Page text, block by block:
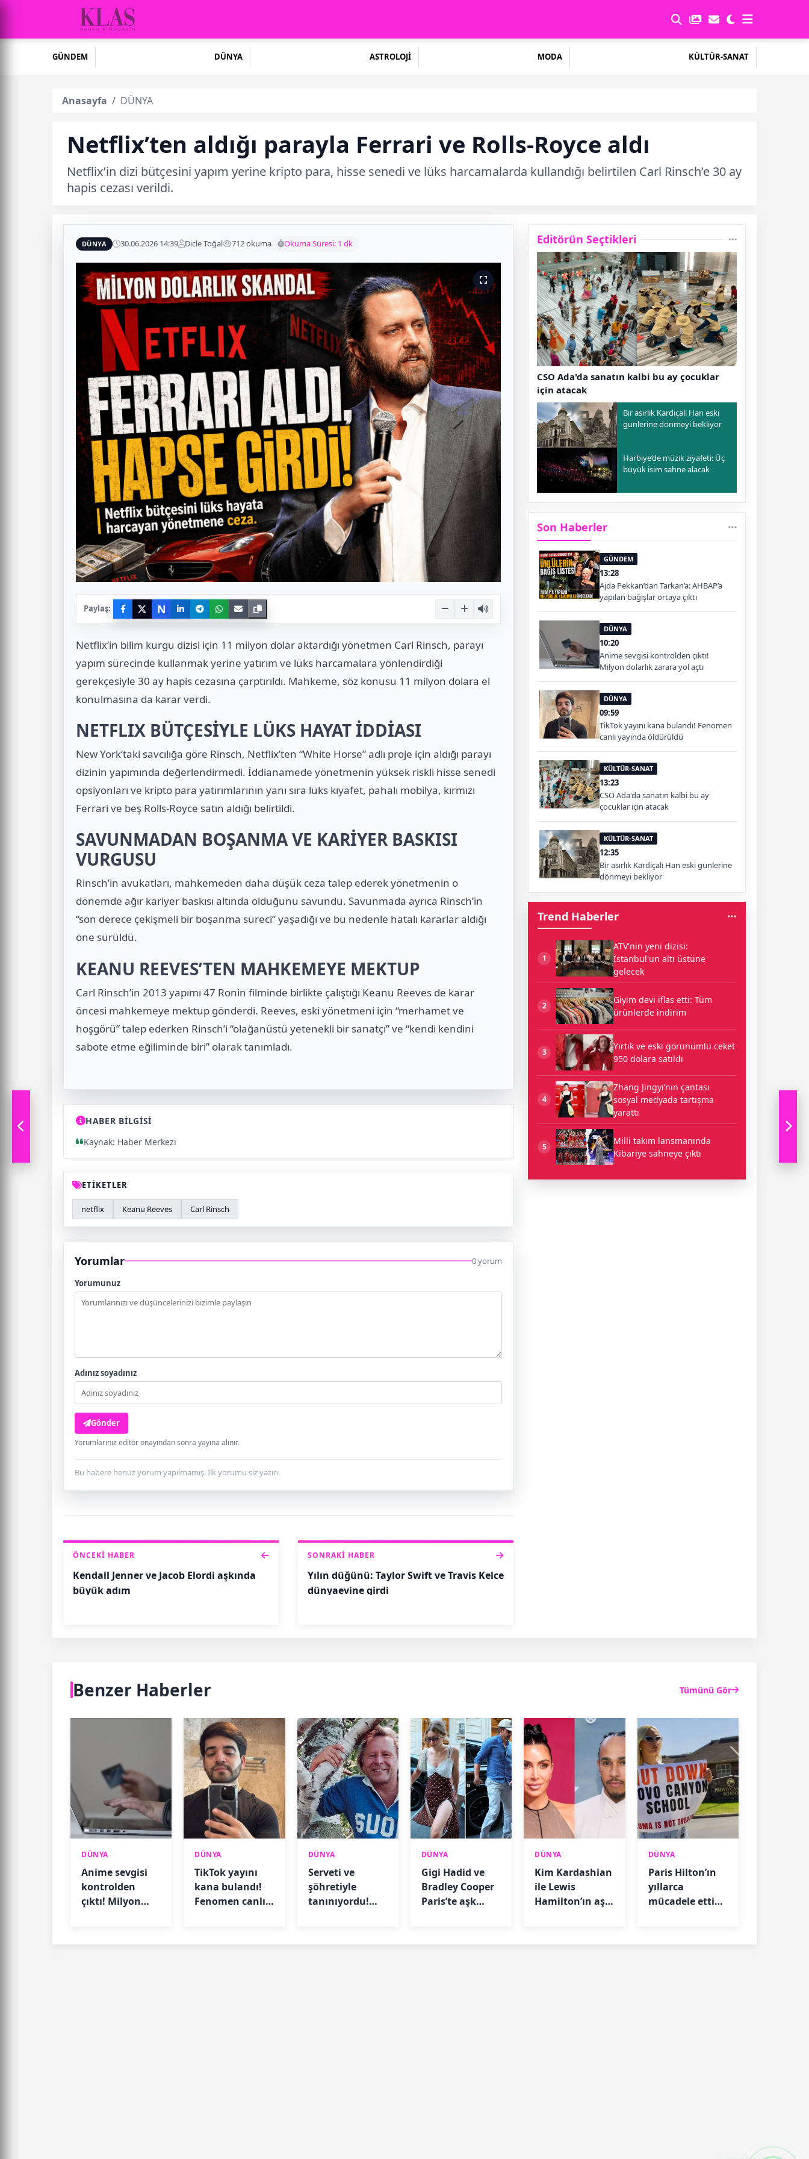
GÜNDEM DÜNYA ASTROLOJİ MODA KÜLTÜR-SANAT
Anasayfa DÜNYA
Netflix’ten aldığı parayla Ferrari ve Rolls-Royce aldı
Netflix’in dizi bütçesini yapım yerine kripto para, hisse senedi ve lüks harcamalarda kullandığı belirtilen Carl Rinsch’e 30 ay
hapis cezası verildi.
DÜNYA 30.06.2026 14:39 Dicle Toğal 712 okuma Okuma Süresi: 1 dk
Paylaş: N
Netflix’in bilim kurgu dizisi için 11 milyon dolar aktardığı yönetmen Carl Rinsch, parayı
yapım sürecinde kullanmak yerine yatırım ve lüks harcamalara yönlendirdiği
gerekçesiyle 30 ay hapis cezasına çarptırıldı. Mahkeme, söz konusu 11 milyon dolara el
konulmasına da karar verdi.
NETFLIX BÜTÇESİYLE LÜKS HAYAT İDDİASI
New York’taki savcılığa göre Rinsch, Netflix’ten “White Horse” adlı proje için aldığı parayı
dizinin yapımında değerlendirmedi. İddianamede yönetmenin yüksek riskli hisse senedi
opsiyonları ve kripto para yatırımlarının yanı sıra lüks kıyafet, pahalı mobilya, kırmızı
Ferrari ve beş Rolls-Royce satın aldığı belirtildi.
SAVUNMADAN BOŞANMA VE KARİYER BASKISI
VURGUSU
Rinsch’in avukatları, mahkemeden daha düşük ceza talep ederek yönetmenin o
dönemde ağır kariyer baskısı altında olduğunu savundu. Savunmada ayrıca Rinsch’in
“son derece çekişmeli bir boşanma süreci” yaşadığı ve bu nedenle hatalı kararlar aldığı
öne sürüldü.
KEANU REEVES’TEN MAHKEMEYE MEKTUP
Carl Rinsch’in 2013 yapımı 47 Ronin filminde birlikte çalıştığı Keanu Reeves de karar
öncesi mahkemeye mektup gönderdi. Reeves, eski yönetmeni için “merhamet ve
hoşgörü” talep ederken Rinsch’i “olağanüstü yetenekli bir sanatçı” ve “kendi kendini
sabote etme eğiliminde biri” olarak tanımladı.
HABER BİLGİSİ
Kaynak: Haber Merkezi
ETİKETLER
netflix Keanu Reeves Carl Rinsch
Yorumlar 0 yorum
Yorumunuz
Adınız soyadınız
Gönder
Yorumlarınız editör onayından sonra yayına alınır.
Bu habere henüz yorum yapılmamış. İlk yorumu siz yazın.
ÖNCEKI HABER
Kendall Jenner ve Jacob Elordi aşkında
büyük adım
SONRAKI HABER
Yılın düğünü: Taylor Swift ve Travis Kelce
dünyaevine girdi
Editörün Seçtikleri
CSO Ada'da sanatın kalbi bu ay çocuklar
için atacak
Bir asırlık Kardiçalı Han eski
günlerine dönmeyi bekliyor
Harbiye’de müzik ziyafeti: Üç
büyük isim sahne alacak
Son Haberler
GÜNDEM
13:28
Ajda Pekkan’dan Tarkan’a: AHBAP’a
yapılan bağışlar ortaya çıktı
DÜNYA
10:20
Anime sevgisi kontrolden çıktı!
Milyon dolarlık zarara yol açtı
DÜNYA
09:59
TikTok yayını kana bulandı! Fenomen
canlı yayında öldürüldü
KÜLTÜR-SANAT
13:23
CSO Ada'da sanatın kalbi bu ay
çocuklar için atacak
KÜLTÜR-SANAT
12:35
Bir asırlık Kardiçalı Han eski günlerine
dönmeyi bekliyor
Trend Haberler
1
ATV'nin yeni dizisi:
İstanbul'un altı üstüne
gelecek
2
Giyim devi iflas etti: Tüm
ürünlerde indirim
3
Yırtık ve eski görünümlü ceket
950 dolara satıldı
4
Zhang Jingyi’nin çantası
sosyal medyada tartışma
yarattı
5
Milli takım lansmanında
Kibariye sahneye çıktı
Benzer Haberler Tümünü Gör
DÜNYA
Anime sevgisi
kontrolden
çıktı! Milyon
DÜNYA
TikTok yayını
kana bulandı!
Fenomen canlı
DÜNYA
Serveti ve
şöhretiyle
tanınıyordu!
DÜNYA
Gigi Hadid ve
Bradley Cooper
Paris’te aşk
DÜNYA
Kim Kardashian
ile Lewis
Hamilton’ın aşkı
DÜNYA
Paris Hilton’ın
yıllarca
mücadele ettiği